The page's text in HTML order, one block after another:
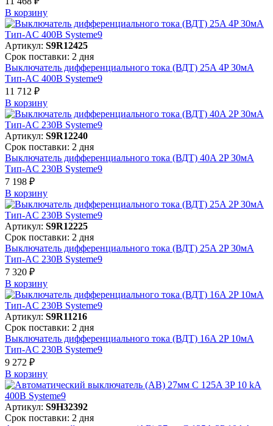
В корзинy
Артикул: S9R12425
Срок поставки: 2 дня
Выключатель дифференциального тока (ВДТ) 25A 4P 30мА
Тип-AC 400В Systeme9
11 712 ₽
В корзинy
Артикул: S9R12240
Срок поставки: 2 дня
Выключатель дифференциального тока (ВДТ) 40A 2P 30мА
Тип-AC 230В Systeme9
7 198 ₽
В корзинy
Артикул: S9R12225
Срок поставки: 2 дня
Выключатель дифференциального тока (ВДТ) 25A 2P 30мА
Тип-AC 230В Systeme9
7 320 ₽
В корзинy
Артикул: S9R11216
Срок поставки: 2 дня
Выключатель дифференциального тока (ВДТ) 16A 2P 10мА
Тип-AC 230В Systeme9
9 272 ₽
В корзинy
Артикул: S9H32392
Срок поставки: 2 дня